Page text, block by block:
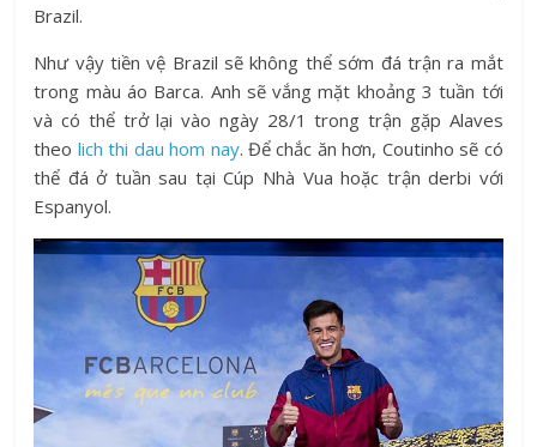
Brazil.
Như vậy tiền vệ Brazil sẽ không thể sớm đá trận ra mắt
trong màu áo Barca. Anh sẽ vắng mặt khoảng 3 tuần tới
và có thể trở lại vào ngày 28/1 trong trận gặp Alaves
theo lich thi dau hom nay. Để chắc ăn hơn, Coutinho sẽ có
thể đá ở tuần sau tại Cúp Nhà Vua hoặc trận derbi với
Espanyol.